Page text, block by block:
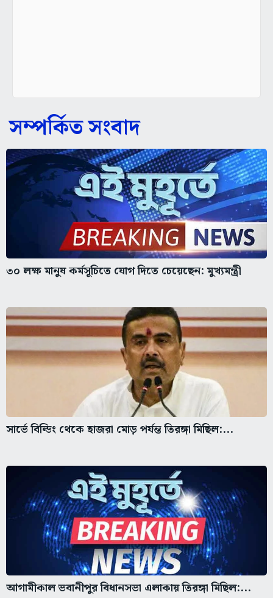
সম্পর্কিত সংবাদ
৩০ লক্ষ মানুষ কর্মসূচিতে যোগ দিতে চেয়েছেন: মুখ্যমন্ত্রী
সার্ভে বিল্ডিং থেকে হাজরা মোড় পর্যন্ত তিরঙ্গা মিছিল:...
আগামীকাল ভবানীপুর বিধানসভা এলাকায় তিরঙ্গা মিছিল:...